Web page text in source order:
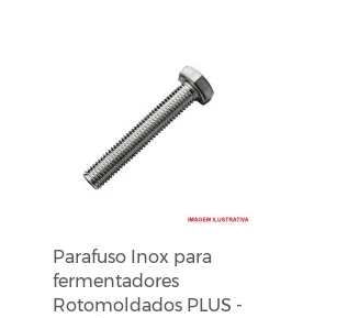
Parafuso Inox para
fermentadores
Rotomoldados PLUS -